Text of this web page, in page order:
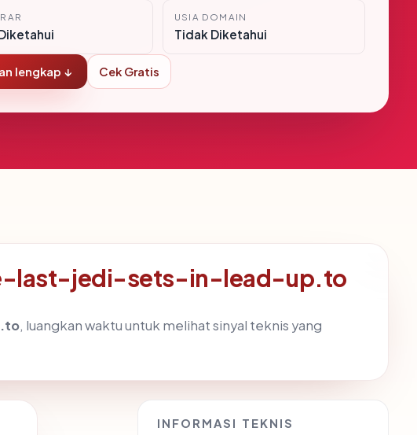
USIA DOMAIN
Tidak Diketahui
lengkap ↓ Cek Gratis
last-jedi-sets-in-lead-up.to
, luangkan waktu untuk melihat sinyal teknis yang
INFORMASI TEKNIS